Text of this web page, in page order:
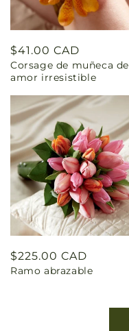
Precio
habitual
$41.00 CAD
Corsage de muñeca de
amor irresistible
Precio
habitual
$225.00 CAD
Ramo abrazable